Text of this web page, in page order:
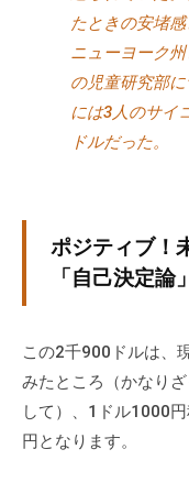
たときの安堵
ニューヨーク
の児童研究部
には3人のサイ
ドルだった。
ポジティブ！
「自己決定論
この2千900ドルは、
みたところ（かなり
して）、1ドル1000
円となります。